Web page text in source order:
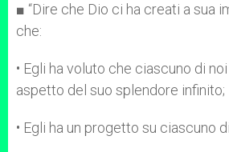
■ “Dire che Dio ci ha creati a sua
che:
• Egli ha voluto che ciascuno di
aspetto del suo splendore infinito;
• Egli ha un progetto su ciascuno